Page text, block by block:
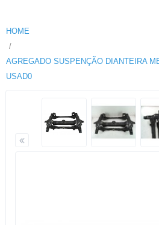
HOME
AGREGADO SUSPENÇÃO DIANTEIRA
USAD0